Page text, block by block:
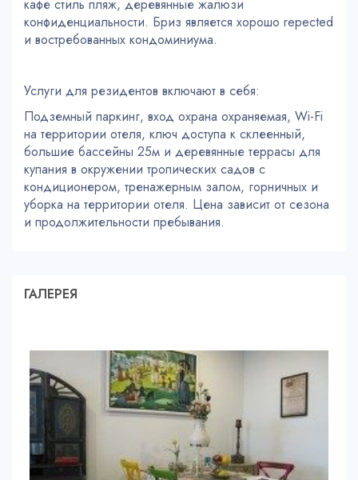
кафе стиль пляж, деревянные жалюзи
конфиденциальности. Бриз является хорошо repected
и востребованных кондоминиума.
Услуги для резидентов включают в себя:
Подземный паркинг, вход охрана охраняемая, Wi-Fi
на территории отеля, ключ доступа к склеенный,
большие бассейны 25м и деревянные террасы для
купания в окружении тропических садов с
кондиционером, тренажерным залом, горничных и
уборка на территории отеля. Цена зависит от сезона
и продолжительности пребывания.
ГАЛЕРЕЯ